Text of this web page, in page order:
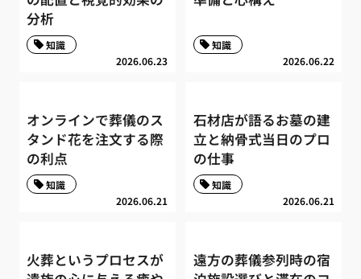
分析
2026.06.23
知識
2026.06.22
知識
オンラインで葬儀のス
タンド花を注文する際
の利点
2026.06.21
知識
石材店が語るお墓の建
立と納骨式当日のプロ
の仕事
2026.06.21
知識
火葬というプロセスが
遠方の葬儀参列時の宿